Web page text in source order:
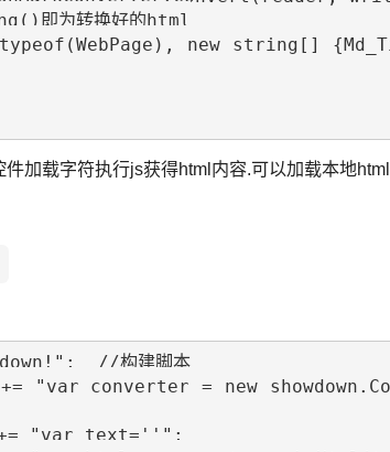
加载字符执行js获得html内容.可以加载本地html